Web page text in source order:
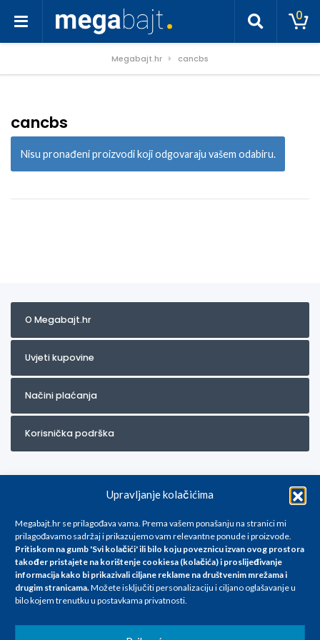
Upravljanje kolačićima
Megabajt.hr se prilagođava vama. Prema vašem ponašanju na stranici mi
prilagođavamo sadržaj i prikazujemo vam relevantne ponude i proizvode.
Pritiskom na gumb 'Svi kolačići' ili bilo koju poveznicu izvan ovog prostora
također pristajete na korištenje cookiesa (kolačića) i proslijeđivanje
informacija kako bi prikazivali ciljane reklame na društvenim mrežama i
drugim stranicama.Možete isključiti personalizaciju i ciljano oglašavanje u
bilo kojem trenutku u postavkama privatnosti.
0
Megabajt.hr cancbs
cancbs
Nisu pronađeni proizvodi koji odgovaraju vašem odabiru.
O Megabajt.hr
Uvjeti kupovine
Načini plaćanja
Korisnička podrška
Za artikle kojih trenutno nema u ponudi obratite nam se na
info@megabajt.hr. Sve cijene su informativnog karaktera i podložne su
promjenama, a
iskazane su za avansno plaćanje(gotovina) u Eurima i uključuju PDV. Sve
se razlikovati od cijena u našim poslovnicama. Trudimo se dati što bolji
i točniji opis i sliku. Unatoč tome, ne možemo garantirati da su svi